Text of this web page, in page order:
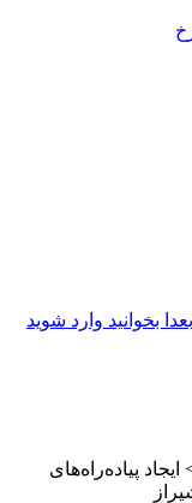
بخوانید وارد شوید
ایجاد پیاده‌راه‌های